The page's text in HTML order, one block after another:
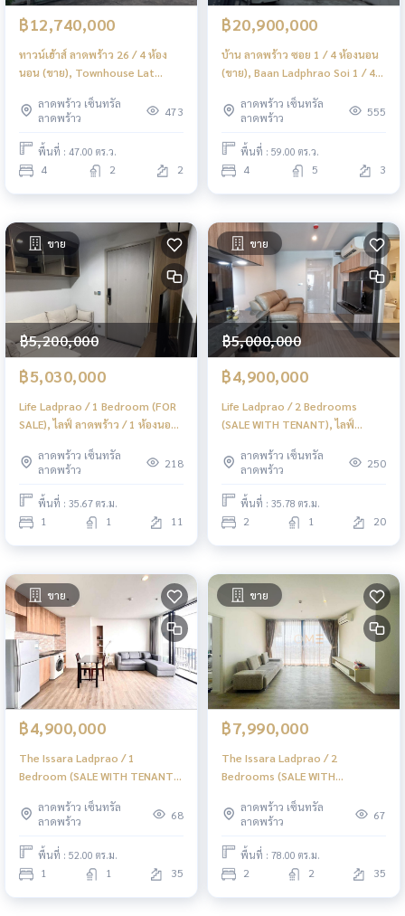
฿12,740,000
ทาวน์เฮ้าส์ ลาดพร้าว 26 / 4 ห้อง
นอน (ขาย), Townhouse Lat
TPM396
ลาดพร้าว เซ็นทรัล
ลาดพร้าว
473
พื้นที่ : 47.00 ตร.ว.
4 2 2
฿20,900,000
บ้าน ลาดพร้าว ซอย 1 / 4 ห้องนอน
(ขาย), Baan Ladphrao Soi 1 / 4
ลาดพร้าว เซ็นทรัล
ลาดพร้าว
555
พื้นที่ : 59.00 ตร.ว.
4 5 3
ขาย
฿5,200,000
฿5,030,000
Life Ladprao / 1 Bedroom (FOR
SALE), ไลฟ์ ลาดพร้าว / 1 ห้องนอน
ลาดพร้าว เซ็นทรัล
ลาดพร้าว
218
พื้นที่ : 35.67 ตร.ม.
1 1 11
ขาย
฿5,000,000
฿4,900,000
Life Ladprao / 2 Bedrooms
(SALE WITH TENANT), ไลฟ์
เช่า) JSMN202
ลาดพร้าว เซ็นทรัล
ลาดพร้าว
250
พื้นที่ : 35.78 ตร.ม.
2 1 20
ขาย
฿4,900,000
The Issara Ladprao / 1
Bedroom (SALE WITH TENANT),
(ขายพร้อมผู้เช่า) JSMN409
ลาดพร้าว เซ็นทรัล
ลาดพร้าว
68
พื้นที่ : 52.00 ตร.ม.
1 1 35
ขาย
฿7,990,000
The Issara Ladprao / 2
Bedrooms (SALE WITH
ห้องนอน (ขายพร้อมผู้เช่า)
JSMN408
ลาดพร้าว เซ็นทรัล
ลาดพร้าว
67
พื้นที่ : 78.00 ตร.ม.
2 2 35